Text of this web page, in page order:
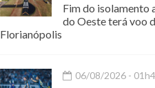
Fim do isolamento
do Oeste terá voo
Florianópolis
06/08/2026 -